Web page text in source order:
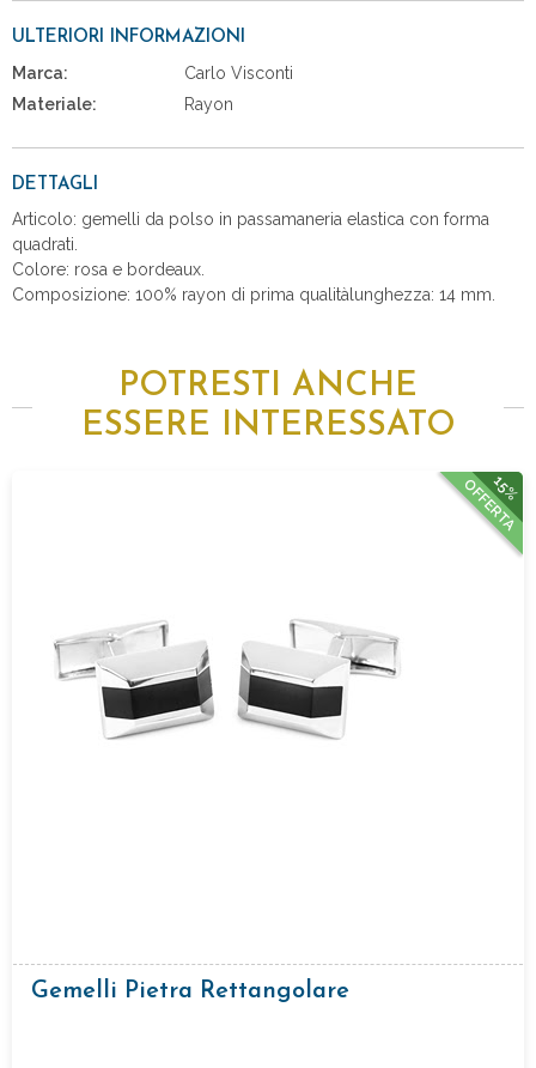
ULTERIORI INFORMAZIONI
Marca:
Carlo Visconti
Materiale:
Rayon
DETTAGLI
Articolo: gemelli da polso in passamaneria elastica con forma
quadrati.
Colore: rosa e bordeaux.
Composizione: 100% rayon di prima qualitàlunghezza: 14 mm.
POTRESTI ANCHE
ESSERE INTERESSATO
15%
OFFERTA
Gemelli Pietra Rettangolare